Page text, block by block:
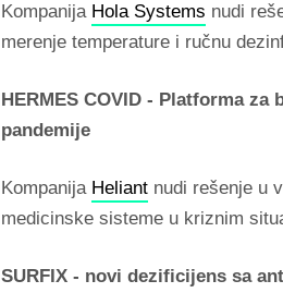
Kompanija Hola Systems nudi
merenje temperature i ručnu
HERMES COVID - Platforma
pandemije
Kompanija Heliant nudi rešenje u
medicinske sisteme u kriznim
SURFIX - novi dezificijens sa